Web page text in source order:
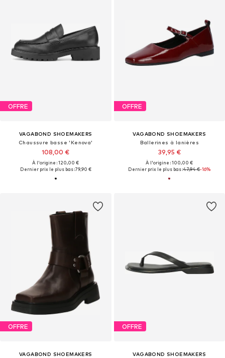
OFFRE
VAGABOND SHOEMAKERS
Chaussure basse 'Kenova'
108,00 €
À l'origine : 120,00 €
Dernier prix le plus bas :79,90 €
OFFRE
VAGABOND SHOEMAKERS
Ballerines à lanières
39,95 €
À l'origine : 100,00 €
Dernier prix le plus bas :47,94 €-16%
OFFRE
VAGABOND SHOEMAKERS
OFFRE
VAGABOND SHOEMAKERS